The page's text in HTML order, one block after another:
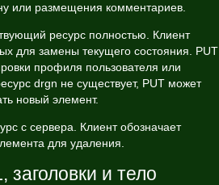
или размещения комментариев.
ресурс полностью. Клиент
для замены текущего состояния. PUT
профиля пользователя или
drgn не существует, PUT может
новый элемент.
с сервера. Клиент обозначает
для удаления.
и тело